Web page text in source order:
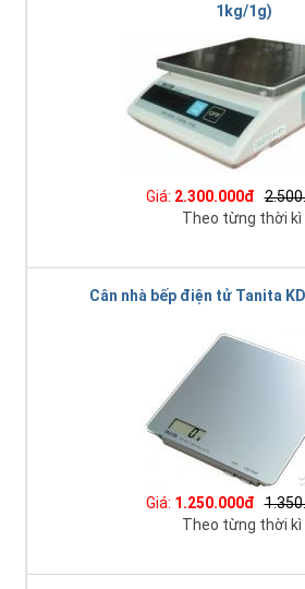
1kg/1g)
Giá: 2.300.000đ
Theo từng thời kì
Cân nhà bếp điện tử Tanita
Giá: 1.250.000đ
Theo từng thời kì